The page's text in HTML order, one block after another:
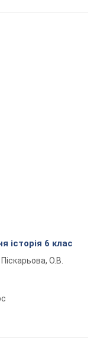
історія 6 клас
Піскарьова, О.В.